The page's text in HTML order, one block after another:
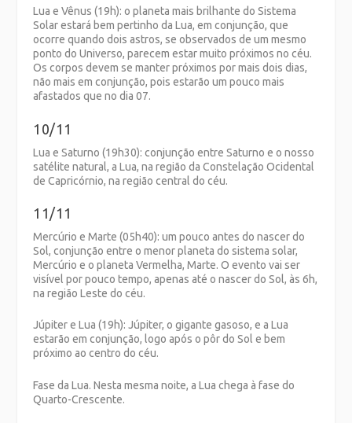
Lua e Vênus (19h): o planeta mais brilhante do Sistema
Solar estará bem pertinho da Lua, em conjunção, que
ocorre quando dois astros, se observados de um mesmo
ponto do Universo, parecem estar muito próximos no céu.
Os corpos devem se manter próximos por mais dois dias,
não mais em conjunção, pois estarão um pouco mais
afastados que no dia 07.
10/11
Lua e Saturno (19h30): conjunção entre Saturno e o nosso
satélite natural, a Lua, na região da Constelação Ocidental
de Capricórnio, na região central do céu.
11/11
Mercúrio e Marte (05h40): um pouco antes do nascer do
Sol, conjunção entre o menor planeta do sistema solar,
Mercúrio e o planeta Vermelha, Marte. O evento vai ser
visível por pouco tempo, apenas até o nascer do Sol, às 6h,
na região Leste do céu.
Júpiter e Lua (19h): Júpiter, o gigante gasoso, e a Lua
estarão em conjunção, logo após o pôr do Sol e bem
próximo ao centro do céu.
Fase da Lua. Nesta mesma noite, a Lua chega à fase do
Quarto-Crescente.